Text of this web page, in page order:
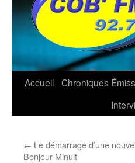
Accueil Chroniques
← Le démarrage d’une
Bonjour Minuit